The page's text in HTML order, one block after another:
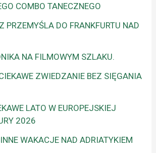
COMBO TANECZNEGO
PRZEMYŚLA DO FRANKFURTU NAD
NA FILMOWYM SZLAKU.
ZWIEDZANIE BEZ SIĘGANIA
LATO W EUROPEJSKIEJ
2026
WAKACJE NAD ADRIATYKIEM